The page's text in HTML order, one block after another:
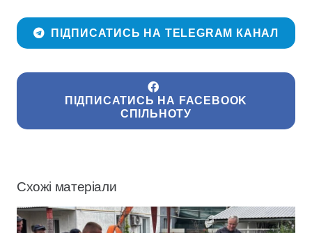
ПІДПИСАТИСЬ НА TELEGRAM КАНАЛ
ПІДПИСАТИСЬ НА FACEBOOK
СПІЛЬНОТУ
Схожі матеріали